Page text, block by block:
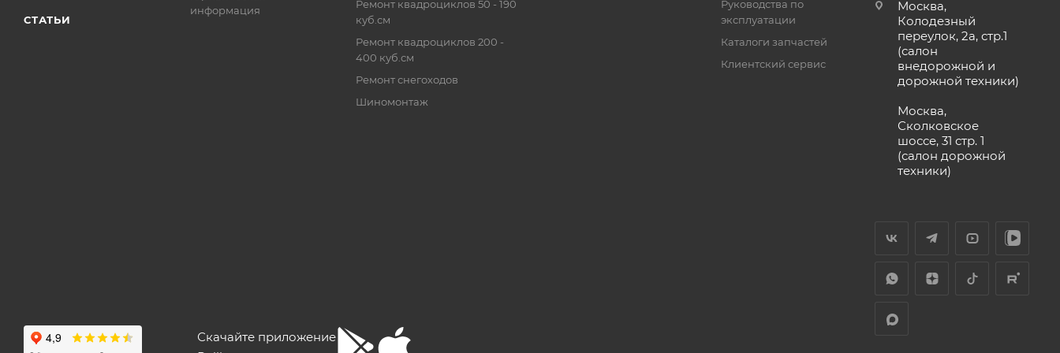
СТАТЬИ
информация
Ремонт квадроциклов 50 - 190
куб.см
Ремонт квадроциклов 200 -
400 куб.см
Ремонт снегоходов
Шиномонтаж
Руководства по
эксплуатации
Каталоги запчастей
Клиентский сервис
Москва,
Колодезный
переулок, 2а, стр.1
(салон
внедорожной и
дорожной техники)
Москва,
Сколковское
шоссе, 31 стр. 1
(салон дорожной
техники)
Скачайте приложение